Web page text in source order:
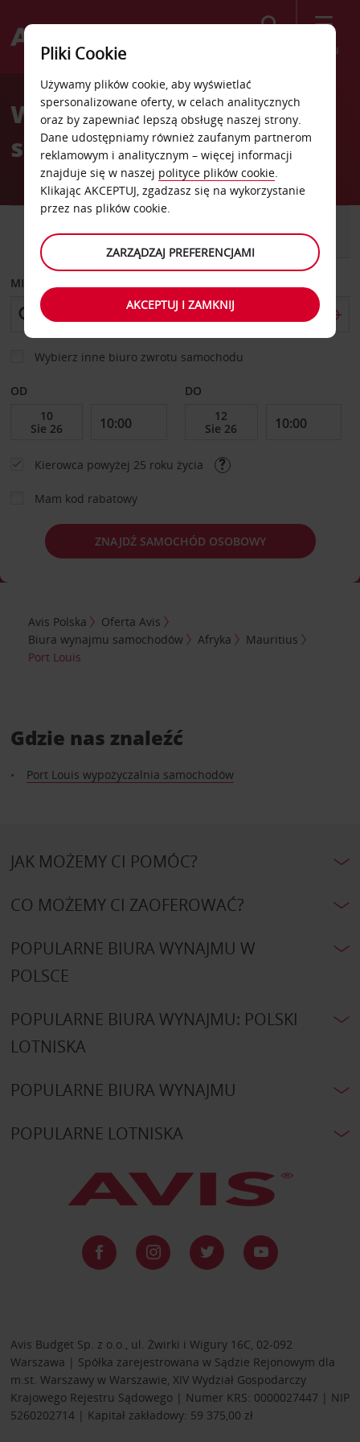
Menu
Welcome
AvisWypożyczalnia
samochodów Port Louis
DOSTAWCZY
MIEJSCE ODBIORU
Wybierz inne biuro zwrotu samochodu
OD DO
Kierowca powyżej 25 roku życia
Mam kod rabatowy
ZNAJDŹ SAMOCHÓD OSOBOWY
Avis Polska
Oferta Avis
Biura wynajmu samochodów
Afryka
Mauritius
Port Louis
Gdzie nas znaleźć
Port Louis wypożyczalnia samochodów
JAK MOŻEMY CI POMÓC?
CO MOŻEMY CI ZAOFEROWAĆ?
POPULARNE BIURA WYNAJMU W
POLSCE
POPULARNE BIURA WYNAJMU: POLSKI
LOTNISKA
POPULARNE BIURA WYNAJMU
POPULARNE LOTNISKA
Avis Budget Sp. z o.o., ul. Żwirki i Wigury 16C, 02-092
Warszawa | Spółka zarejestrowana w Sądzie Rejonowym dla
m.st. Warszawy w Warszawie, XIV Wydział Gospodarczy
Krajowego Rejestru Sądowego | Numer KRS: 0000027447 | NIP
5260202714 | Kapitał zakładowy: 59 375,00 zł
Pliki Cookie
Używamy plików cookie, aby wyświetlać
spersonalizowane oferty, w celach analitycznych
oraz by zapewniać lepszą obsługę naszej strony.
Dane udostępniamy również zaufanym partnerom
reklamowym i analitycznym – więcej informacji
znajduje się w naszej polityce plików cookie.
Klikając AKCEPTUJ, zgadzasz się na wykorzystanie
przez nas plików cookie.
ZARZĄDZAJ PREFERENCJAMI
AKCEPTUJ I ZAMKNIJ